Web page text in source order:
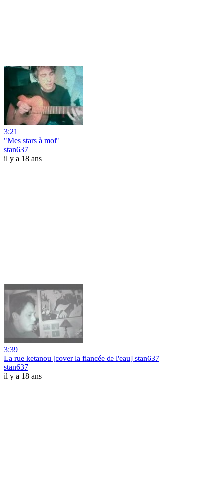
3:21
"Mes stars à moi"
stan637
il y a 18 ans
3:39
La rue ketanou [cover la fiancée de l'eau] stan637
stan637
il y a 18 ans